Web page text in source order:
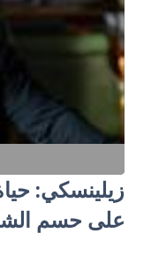
زيلينسكي:
على حسم